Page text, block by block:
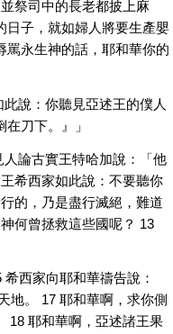
祭司中的長老都披上麻
日子，就如婦人將要生產嬰
罵永生神的話，耶和華你的
說：你聽見亞述王的僕人
刀下。』」
論古實王特哈加說：「他
希西家如此說：不要聽你
的，乃是盡行滅絕，難道
何曾拯救這些國呢？ 13
西家向耶和華禱告說：
地。 17 耶和華啊，求你側
18 耶和華啊，亞述諸王果